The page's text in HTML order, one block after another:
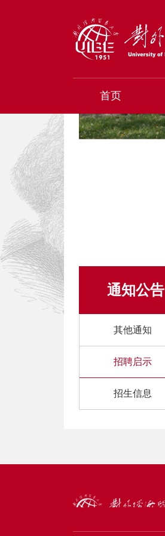
首页
通知公告
其他通知
招聘启示
招生信息